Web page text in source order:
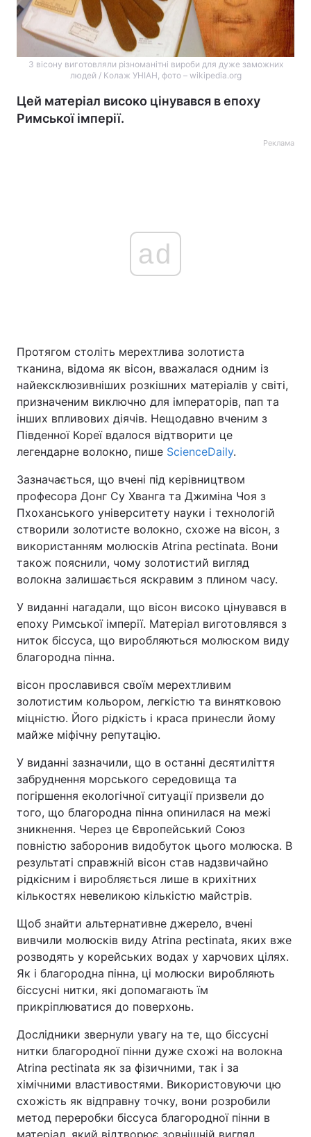
З вісону виготовляли різноманітні вироби для дуже заможних
людей / Колаж УНІАН, фото – wikipedia.org
Цей матеріал високо цінувався в епоху
Римської імперії.
Реклама
ad
Протягом століть мерехтлива золотиста
тканина, відома як вісон, вважалася одним із
найексклюзивніших розкішних матеріалів у світі,
призначеним виключно для імператорів, пап та
інших впливових діячів. Нещодавно вченим з
Південної Кореї вдалося відтворити це
легендарне волокно, пише ScienceDaily.
Зазначається, що вчені під керівництвом
професора Донг Су Хванга та Джиміна Чоя з
Пхоханського університету науки і технологій
створили золотисте волокно, схоже на вісон, з
використанням молюсків Atrina pectinata. Вони
також пояснили, чому золотистий вигляд
волокна залишається яскравим з плином часу.
У виданні нагадали, що вісон високо цінувався в
епоху Римської імперії. Матеріал виготовлявся з
ниток біссуса, що виробляються молюском виду
благородна пінна.
вісон прославився своїм мерехтливим
золотистим кольором, легкістю та винятковою
міцністю. Його рідкість і краса принесли йому
майже міфічну репутацію.
У виданні зазначили, що в останні десятиліття
забруднення морського середовища та
погіршення екологічної ситуації призвели до
того, що благородна пінна опинилася на межі
зникнення. Через це Європейський Союз
повністю заборонив видобуток цього молюска. В
результаті справжній вісон став надзвичайно
рідкісним і виробляється лише в крихітних
кількостях невеликою кількістю майстрів.
Щоб знайти альтернативне джерело, вчені
вивчили молюсків виду Atrina pectinata, яких вже
розводять у корейських водах у харчових цілях.
Як і благородна пінна, ці молюски виробляють
біссусні нитки, які допомагають їм
прикріплюватися до поверхонь.
Дослідники звернули увагу на те, що біссусні
нитки благородної пінни дуже схожі на волокна
Atrina pectinata як за фізичними, так і за
хімічними властивостями. Використовуючи цю
схожість як відправну точку, вони розробили
метод переробки біссуса благородної пінни в
матеріал, який відтворює зовнішній вигляд